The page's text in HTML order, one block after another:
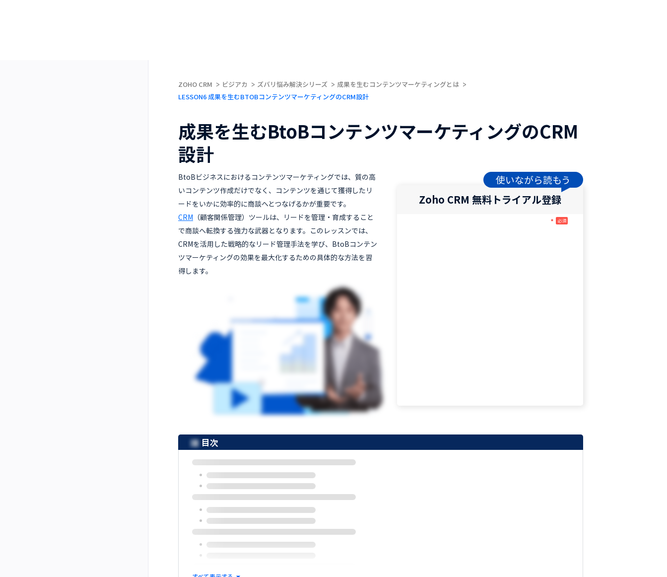
ZOHO CRM ビジアカ ズバリ悩み解決シリーズ
成果を生むコンテンツマーケティングとは
LESSON6 成果を生むBTOBコンテンツマーケティングのCRM設計
成果を生むBtoBコンテンツマーケティングのCRM
設計
BtoBビジネスにおけるコンテンツマーケティングでは、質の高
いコンテンツ作成だけでなく、コンテンツを通じて獲得したリ
ードをいかに効率的に商談へとつなげるかが重要です。
CRM （顧客関係管理）ツールは、リードを管理・育成すること
で商談へ転換する強力な武器となります。このレッスンでは、
CRMを活用した戦略的なリード管理手法を学び、BtoBコンテン
ツマーケティングの効果を最大化するための具体的な方法を習
得します。
Zoho CRM 無料トライアル登録
使いながら読もう
* 必須
目次